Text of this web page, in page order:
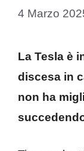
4 Marzo
La Tesla è
discesa in
non ha